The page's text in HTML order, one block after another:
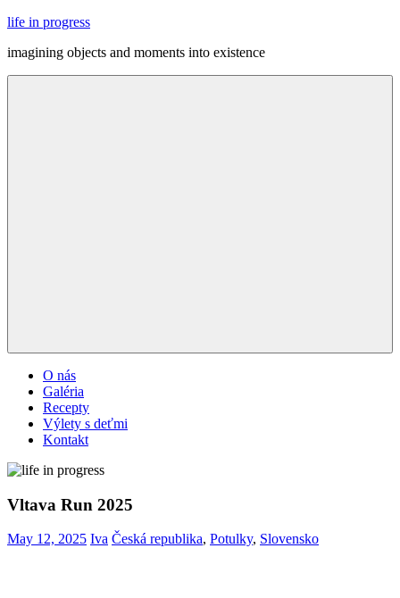
Skip
content
life in progress
imagining objects and moments into existence
O nás
Galéria
Recepty
Výlety s deťmi
Kontakt
Vltava Run 2025
May 12, 2025 Iva Česká republika, Potulky, Slovensko